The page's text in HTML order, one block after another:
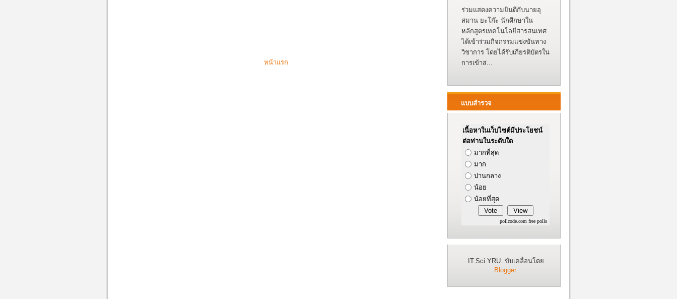
หน้าแรก
ร่วมแสดงความยินดีกับนายอุ
สมาน ยะโก๊ะ นักศึกษาใน
หลักสูตรเทคโนโลยีสารสนเทศ
ได้เข้าร่วมกิจกรรมแข่งขันทาง
วิชาการ โดยได้รับเกียรติบัตรใน
การเข้าส...
แบบสำรวจ
เนื้อหาในเว็บไซต์มีประโยชน์
ต่อท่านในระดับใด
มากที่สุด
มาก
ปานกลาง
น้อย
น้อยที่สุด
pollcode.com free polls
IT.Sci.YRU. ขับเคลื่อนโดย
Blogger.